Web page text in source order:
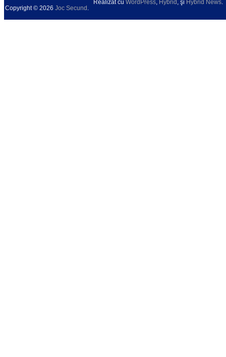
Copyright © 2026 Joc Secund .
Realizat cu WordPress, Hybrid , şi Hybrid News.